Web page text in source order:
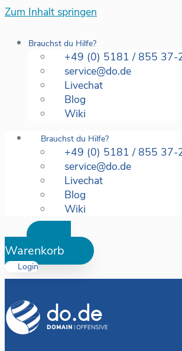
Zum Inhalt springen
Brauchst du Hilfe?
+49 (0) 5181 / 855 37-
service@do.de
Livechat
Blog
Wiki
Brauchst du Hilfe?
+49 (0) 5181 / 855 37-
service@do.de
Livechat
Blog
Wiki
Warenkorb
Login